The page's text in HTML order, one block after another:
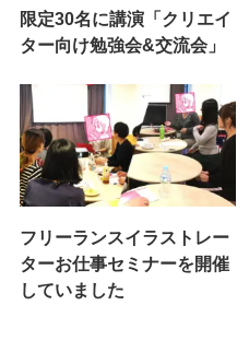
限定30名に講演「クリエイ
ター向け勉強会&交流会」
フリーランスイラストレー
ターお仕事セミナーを開催
していました